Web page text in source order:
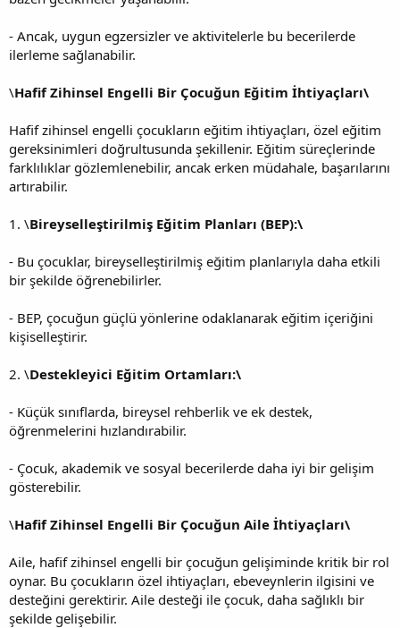
- Ancak, uygun egzersizler ve aktivitelerle bu becerilerde
ilerleme sağlanabilir.
\Hafif Zihinsel Engelli Bir Çocuğun Eğitim İhtiyaçları\
Hafif zihinsel engelli çocukların eğitim ihtiyaçları, özel eğitim
gereksinimleri doğrultusunda şekillenir. Eğitim süreçlerinde
farklılıklar gözlemlenebilir, ancak erken müdahale, başarılarını
artırabilir.
1. \Bireyselleştirilmiş Eğitim Planları (BEP):\
- Bu çocuklar, bireyselleştirilmiş eğitim planlarıyla daha etkili
bir şekilde öğrenebilirler.
- BEP, çocuğun güçlü yönlerine odaklanarak eğitim içeriğini
kişiselleştirir.
2. \Destekleyici Eğitim Ortamları:\
- Küçük sınıflarda, bireysel rehberlik ve ek destek,
öğrenmelerini hızlandırabilir.
- Çocuk, akademik ve sosyal becerilerde daha iyi bir gelişim
gösterebilir.
\Hafif Zihinsel Engelli Bir Çocuğun Aile İhtiyaçları\
Aile, hafif zihinsel engelli bir çocuğun gelişiminde kritik bir rol
oynar. Bu çocukların özel ihtiyaçları, ebeveynlerin ilgisini ve
desteğini gerektirir. Aile desteği ile çocuk, daha sağlıklı bir
şekilde gelişebilir.